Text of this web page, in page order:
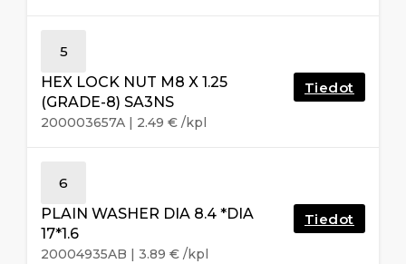
5
HEX LOCK NUT M8 X 1.25
(GRADE-8) SA3NS
200003657A | 2.49 € /kpl
Tiedot
6
PLAIN WASHER DIA 8.4 *DIA
17*1.6
20004935AB | 3.89 € /kpl
Tiedot